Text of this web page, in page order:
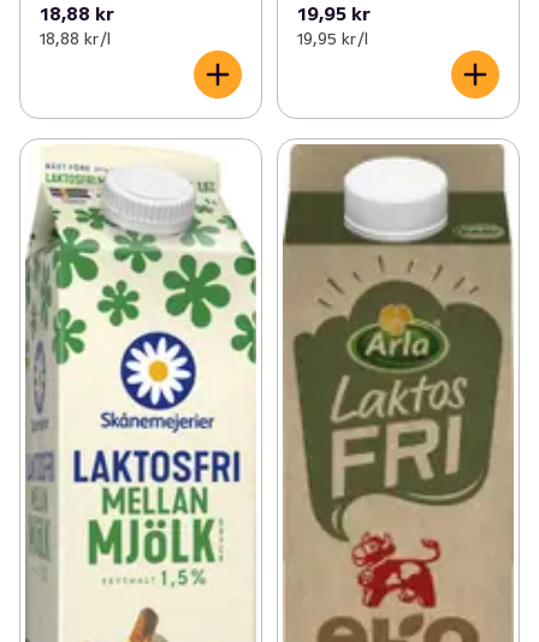
18,88 kr
18,88 kr /l
19,95 kr
19,95 kr /l